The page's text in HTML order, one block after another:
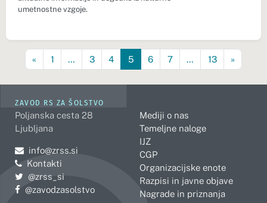
umetnostne vzgoje.
« 1 … 3 4 5 6 7 … 13 »
ZAVOD RS ZA ŠOLSTVO
Poljanska cesta 28
Ljubljana
Pošljite e-mail na
info@zrss.si
Kontakti
Pojdite na Twitter:
@zrss_si
Pojdite na Facebook:
@zavodzasolstvo
Mediji o nas
Temeljne naloge
IJZ
CGP
Organizacijske enote
Razpisi in javne objave
Nagrade in priznanja